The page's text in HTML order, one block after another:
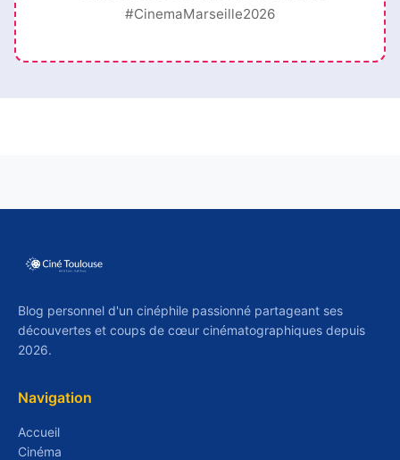
#CinemaMarseille2026
Blog personnel d'un cinéphile passionné partageant ses
découvertes et coups de cœur cinématographiques depuis
2026.
Navigation
Accueil
Cinéma